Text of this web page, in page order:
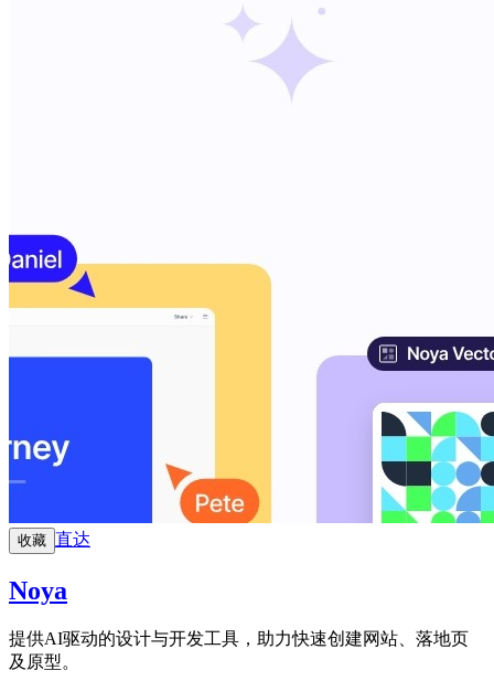
收藏 直达
Noya
提供AI驱动的设计与开发工具，助力快速创建网站、落地页
及原型。